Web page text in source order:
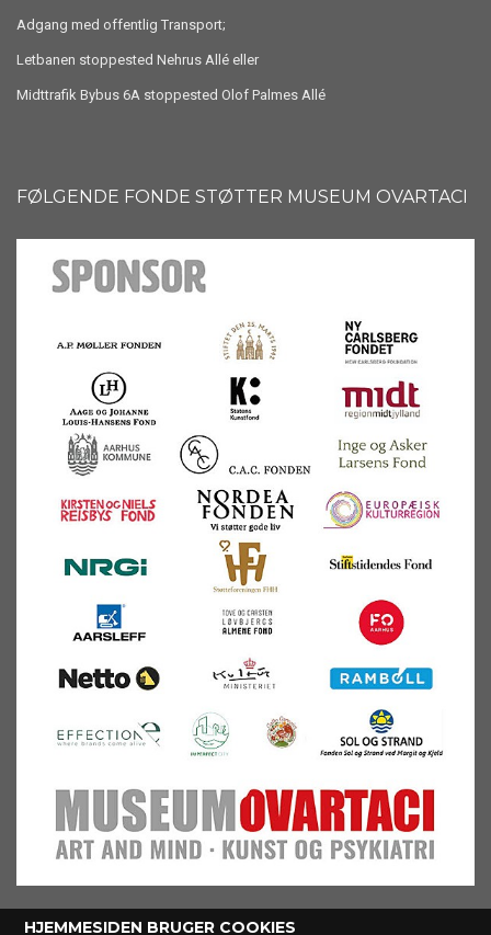
Adgang med offentlig Transport;
Letbanen stoppested Nehrus Allé eller
Midttrafik Bybus 6A stoppested Olof Palmes Allé
FØLGENDE FONDE STØTTER MUSEUM OVARTACI
HJEMMESIDEN BRUGER COOKIES